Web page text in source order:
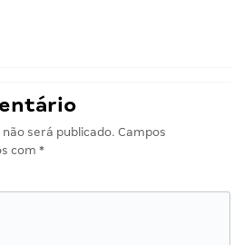
será publicado. Campos
com *